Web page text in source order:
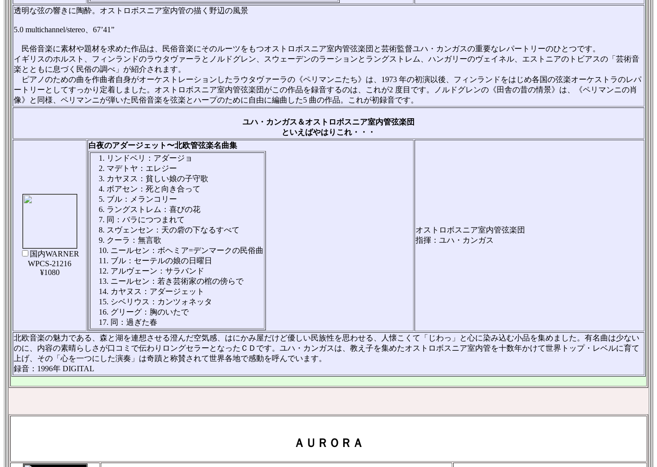
透明な弦の響きに陶酔。オストロボスニア室内管の描く野辺の風景
5.0 multichannel/stereo、67’41”
民俗音楽に素材や題材を求めた作品は、民俗音楽にそのルーツをもつオストロボスニア室内管弦楽団と芸術監督ユハ・カンガスの重要なレパートリーのひとつです。
イギリスのホルスト、フィンランドのラウタヴァーラとノルドグレン、スウェーデンのラーションとラングストレム、ハンガリーのヴェイネル、エストニアのトビアスの「芸術音
楽とともに息づく民俗の調べ」が紹介されます。
ピアノのための曲を作曲者自身がオーケストレーションしたラウタヴァーラの《ペリマンニたち》は、1973 年の初演以後、フィンランドをはじめ各国の弦楽オーケストラのレパ
ートリーとしてすっかり定着しました。オストロボスニア室内管弦楽団がこの作品を録音するのは、これが2 度目です。ノルドグレンの《田舎の昔の情景》は、《ペリマンニの肖
像》と同様、ペリマンニが弾いた民俗音楽を弦楽とハープのために自由に編曲した5 曲の作品。これが初録音です。
ユハ・カンガス＆オストロボスニア室内管弦楽団
といえばやはりこれ・・・
国内WARNER
WPCS-21216
¥1080
白夜のアダージェット〜北欧管弦楽名曲集
1. リンドベリ：アダージョ
2. マデトヤ：エレジー
3. カヤヌス：貧しい娘の子守歌
4. ボアセン：死と向き合って
5. ブル：メランコリー
6. ラングストレム：喜びの花
7. 同：バラにつつまれて
8. スヴェンセン：天の砦の下なるすべて
9. クーラ：無言歌
10. ニールセン：ボヘミア=デンマークの民俗曲
11. ブル：セーテルの娘の日曜日
12. アルヴェーン：サラバンド
13. ニールセン：若き芸術家の棺の傍らで
14. カヤヌス：アダージェット
15. シベリウス：カンツォネッタ
16. グリーグ：胸のいたで
17. 同：過ぎた春
オストロボスニア室内管弦楽団
指揮：ユハ・カンガス
北欧音楽の魅力である、森と湖を連想させる澄んだ空気感、はにかみ屋だけど優しい民族性を思わせる、人懐こくて「じわっ」と心に染み込む小品を集めました。有名曲は少ない
のに、内容の素晴らしさが口コミで伝わりロングセラーとなったＣＤです。ユハ・カンガスは、教え子を集めたオストロボスニア室内管を十数年かけて世界トップ・レベルに育て
上げ、その「心を一つにした演奏」は奇蹟と称賛されて世界各地で感動を呼んでいます。
録音：1996年 DIGITAL
ＡＵＲＯＲＡ